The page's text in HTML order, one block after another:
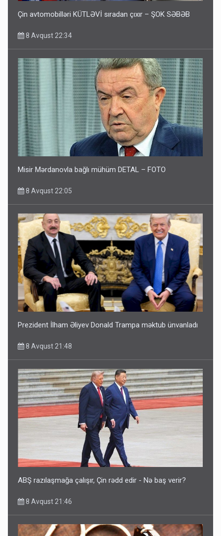
Çin avtomobilləri KÜTLƏVİ sıradan çıxır – ŞOK SƏBƏB
8 Avqust 22:34
Misir Mərdanovla bağlı mühüm DETAL – FOTO
8 Avqust 22:05
Prezident İlham Əliyev Donald Trampa məktub ünvanladı
8 Avqust 21:48
ABŞ razılaşmağa çalışır, Çin rədd edir - Nə baş verir?
8 Avqust 21:46